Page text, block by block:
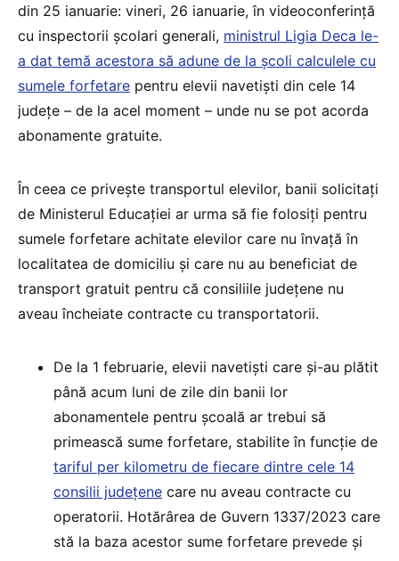
din 25 ianuarie: vineri, 26 ianuarie, în videoconferință
cu inspectorii școlari generali, ministrul Ligia Deca le-
a dat temă acestora să adune de la școli calculele cu
sumele forfetare pentru elevii navetiști din cele 14
județe – de la acel moment – unde nu se pot acorda
abonamente gratuite.
În ceea ce privește transportul elevilor, banii solicitați
de Ministerul Educației ar urma să fie folosiți pentru
sumele forfetare achitate elevilor care nu învață în
localitatea de domiciliu și care nu au beneficiat de
transport gratuit pentru că consiliile județene nu
aveau încheiate contracte cu transportatorii.
De la 1 februarie, elevii navetiști care și-au plătit
până acum luni de zile din banii lor
abonamentele pentru școală ar trebui să
primească sume forfetare, stabilite în funcție de
tariful per kilometru de fiecare dintre cele 14
consilii județene care nu aveau contracte cu
operatorii. Hotărârea de Guvern 1337/2023 care
stă la baza acestor sume forfetare prevede și